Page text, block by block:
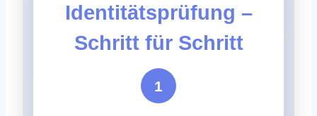
Identitätsprüfung –
Schritt für Schritt
1